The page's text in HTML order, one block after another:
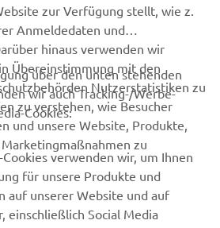
zur Verfügung stellt, wie z.
Anmeldedaten und
hinaus verwenden wir
Übereinstimmung mit den
Nutzerstatistiken zu
zu verstehen, wie Besucher
und unsere Website, Produkte,
zu
über den unten stehenden
wir auch Tracking-/Werbe-
Cookies:
verwenden wir, um Ihnen
für unsere Produkte und
auf unserer Website und auf
einschließlich Social Media